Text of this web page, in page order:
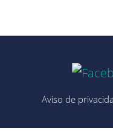
Aviso de